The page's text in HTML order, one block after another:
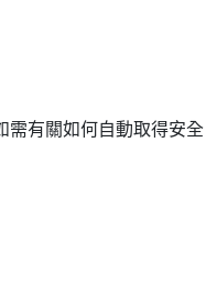
需有關如何自動取得安全